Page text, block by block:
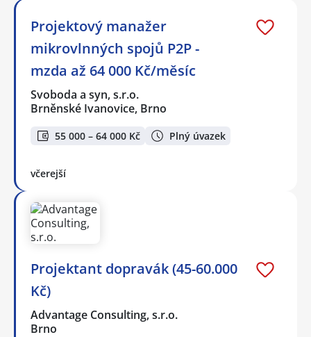
Projektový manažer
mikrovlnných spojů P2P -
mzda až 64 000 Kč/měsíc
Svoboda a syn, s.r.o.
Brněnské Ivanovice, Brno
55 000 – 64 000 Kč Plný úvazek
včerejší
Projektant dopravák (45-60.000
Kč)
Advantage Consulting, s.r.o.
Brno